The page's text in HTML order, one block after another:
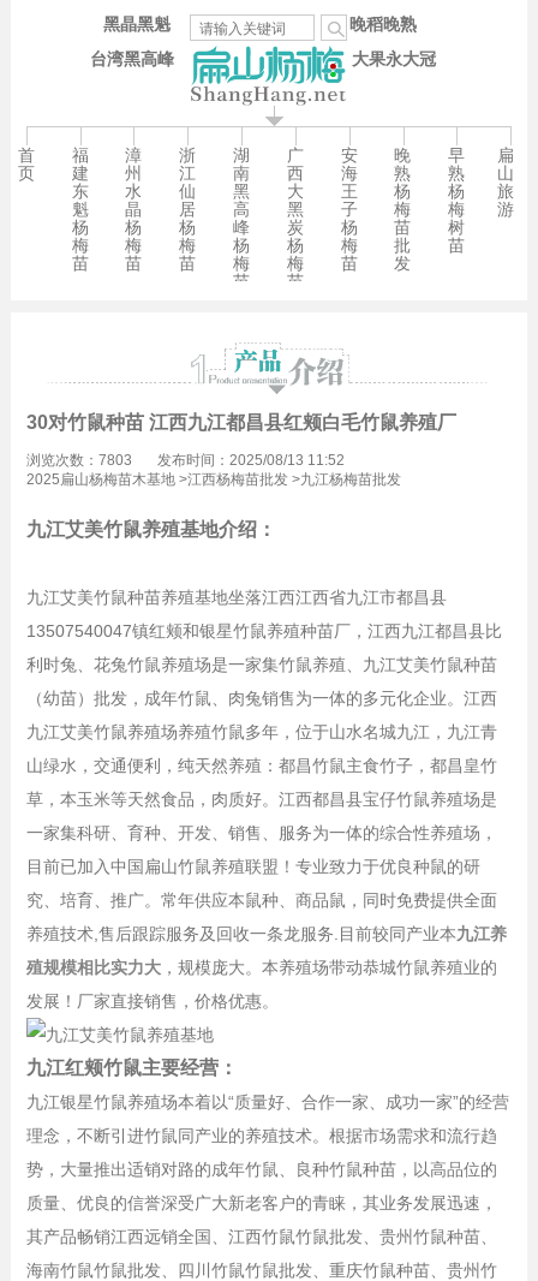
台湾黑高峰
晚稻晚熟
大果永大冠
黑晶黑魁
首
页
福
建
东
魁
杨
梅
苗
漳
州
水
晶
杨
梅
苗
浙
江
仙
居
杨
梅
苗
湖
南
黑
高
峰
杨
梅
苗
广
西
大
黑
炭
杨
梅
苗
安
海
王
子
杨
梅
苗
晚
熟
杨
梅
苗
批
发
早
熟
杨
梅
树
苗
扁
山
旅
游
30对竹鼠种苗 江西九江都昌县红颊白毛竹鼠养殖厂
浏览次数：7803
发布时间：2025/08/13 11:52
2025扁山杨梅苗木基地>江西杨梅苗批发>九江杨梅苗批发
九江艾美竹鼠养殖基地介绍：
九江艾美竹鼠种苗养殖基地坐落江西江西省九江市都昌县
13507540047镇红颊和银星竹鼠养殖种苗厂，江西九江都昌县比
利时兔、花兔竹鼠养殖场是一家集竹鼠养殖、九江艾美竹鼠种苗
（幼苗）批发，成年竹鼠、肉兔销售为一体的多元化企业。江西
九江艾美竹鼠养殖场养殖竹鼠多年，位于山水名城九江，九江青
山绿水，交通便利，纯天然养殖：都昌竹鼠主食竹子，都昌皇竹
草，本玉米等天然食品，肉质好。江西都昌县宝仔竹鼠养殖场是
一家集科研、育种、开发、销售、服务为一体的综合性养殖场，
目前已加入中国扁山竹鼠养殖联盟！专业致力于优良种鼠的研
究、培育、推广。常年供应本鼠种、商品鼠，同时免费提供全面
养殖技术,售后跟踪服务及回收一条龙服务.目前较同产业本九江养
殖规模相比实力大，规模庞大。本养殖场带动恭城竹鼠养殖业的
发展！厂家直接销售，价格优惠。
九江红颊竹鼠主要经营：
九江银星竹鼠养殖场本着以“质量好、合作一家、成功一家”的经营
理念，不断引进竹鼠同产业的养殖技术。根据市场需求和流行趋
势，大量推出适销对路的成年竹鼠、良种竹鼠种苗，以高品位的
质量、优良的信誉深受广大新老客户的青睐，其业务发展迅速，
其产品畅销江西远销全国、江西竹鼠竹鼠批发、贵州竹鼠种苗、
海南竹鼠竹鼠批发、四川竹鼠竹鼠批发、重庆竹鼠种苗、贵州竹